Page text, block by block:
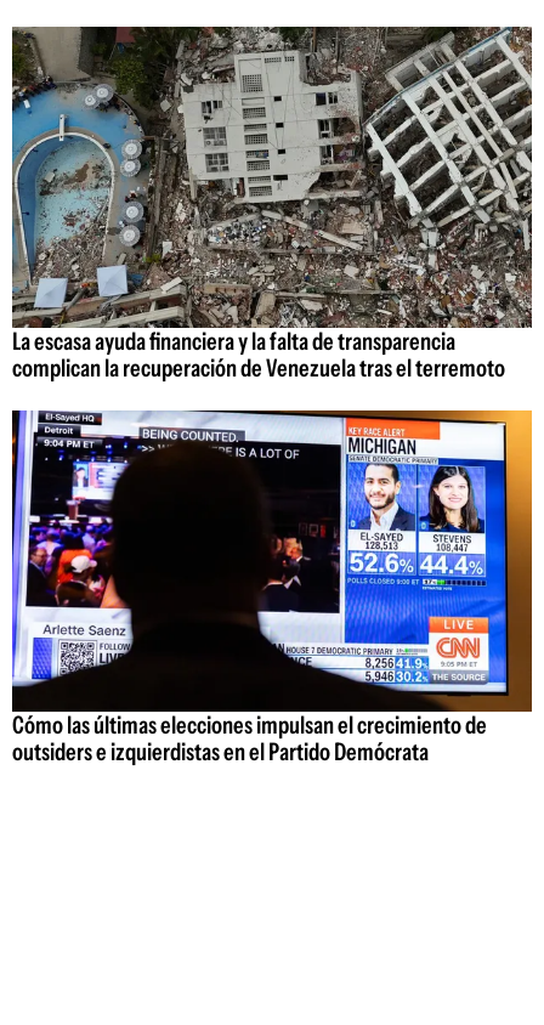
La escasa ayuda financiera y la falta de transparencia
complican la recuperación de Venezuela tras el terremoto
Cómo las últimas elecciones impulsan el crecimiento de
outsiders e izquierdistas en el Partido Demócrata